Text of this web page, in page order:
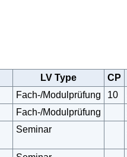
LV Type CP
Fach-/Modulprüfung 10
Fach-/Modulprüfung
Seminar